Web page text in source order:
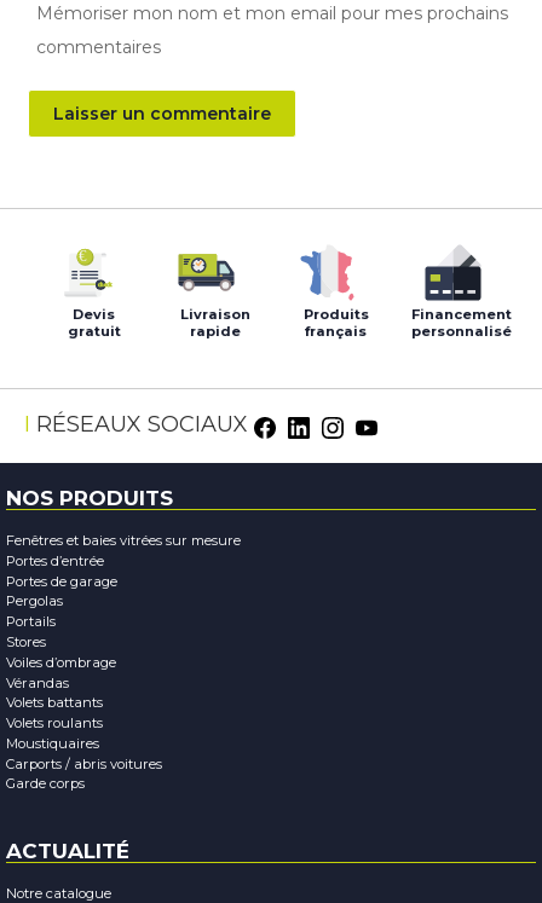
Mémoriser mon nom et mon email pour mes prochains
commentaires
Devis
gratuit
Livraison
rapide
Produits
français
Financement
personnalisé
RÉSEAUX SOCIAUX
NOS PRODUITS
Fenêtres et baies vitrées sur mesure
Portes d’entrée
Portes de garage
Pergolas
Portails
Stores
Voiles d’ombrage
Vérandas
Volets battants
Volets roulants
Moustiquaires
Carports / abris voitures
Garde corps
ACTUALITÉ
Notre catalogue